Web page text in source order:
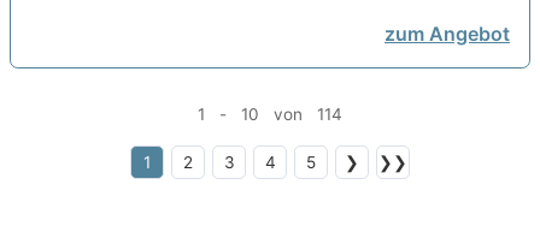
zum Angebot
1 - 10 von 114
1 2 3 4 5 ❯ ❯❯